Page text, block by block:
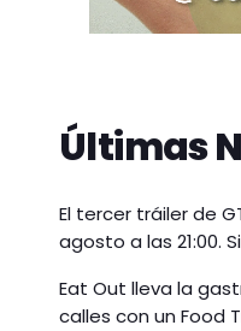
Últimas
El tercer tráiler de
agosto a las 21:00.
Eat Out lleva la
calles con un Food